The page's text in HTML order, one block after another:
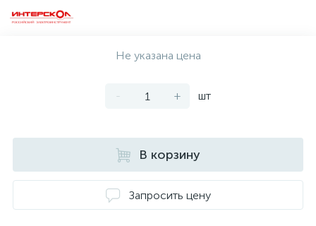
Не указана цена
- + шт
В корзину
Запросить цену